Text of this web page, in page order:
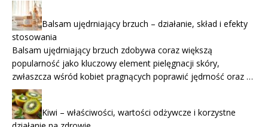
Balsam ujędrniający brzuch – działanie, skład i efekty
stosowania
Balsam ujędrniający brzuch zdobywa coraz większą
popularność jako kluczowy element pielęgnacji skóry,
zwłaszcza wśród kobiet pragnących poprawić jędrność oraz …
Kiwi – właściwości, wartości odżywcze i korzystne